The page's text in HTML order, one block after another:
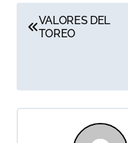
N
e
VALORES DEL
TOREO